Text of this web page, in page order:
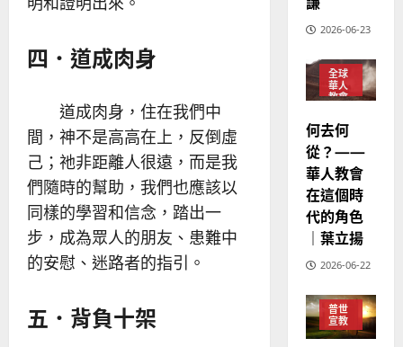
四．道成肉身
道成肉身，住在我們中
間，神不是高高在上，反倒虛
己；祂非距離人很遠，而是我
們隨時的幫助，我們也應該以
同樣的學習和信念，踏出一
步，成為眾人的朋友、患難中
的安慰、迷路者的指引。
五．背負十架
2025-
20
歐
瑞
萍
2025-
02-
20
人
的
農
曆
新
年
｜
余
自
力
2025-
7
德
國
華
人
教
經
歷
｜
吳
振
忠
、
溫
淑
芳
2026-06-23
全球
華人
教會
宣教
何去何
從？——
華人教會
在這個時
代的角色
｜葉立揚
2026-06-22
普世
宣教